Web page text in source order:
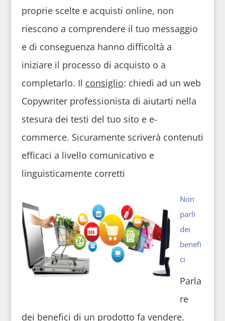
proprie scelte e acquisti online, non
riescono a comprendere il tuo messaggio
e di conseguenza hanno difficoltà a
iniziare il processo di acquisto o a
completarlo. Il consiglio: chiedi ad un web
Copywriter professionista di aiutarti nella
stesura dei testi del tuo sito e e-
commerce. Sicuramente scriverà contenuti
efficaci a livello comunicativo e
linguisticamente corretti
Non
parli
dei
benefi
ci
Parla
re
dei benefici di un prodotto fa vendere.